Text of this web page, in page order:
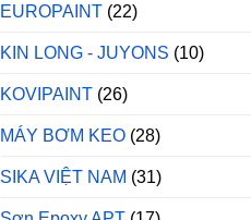
EUROPAINT (22)
KIN LONG - JUYONS (10)
KOVIPAINT (26)
MÁY BƠM KEO (28)
SIKA VIỆT NAM (31)